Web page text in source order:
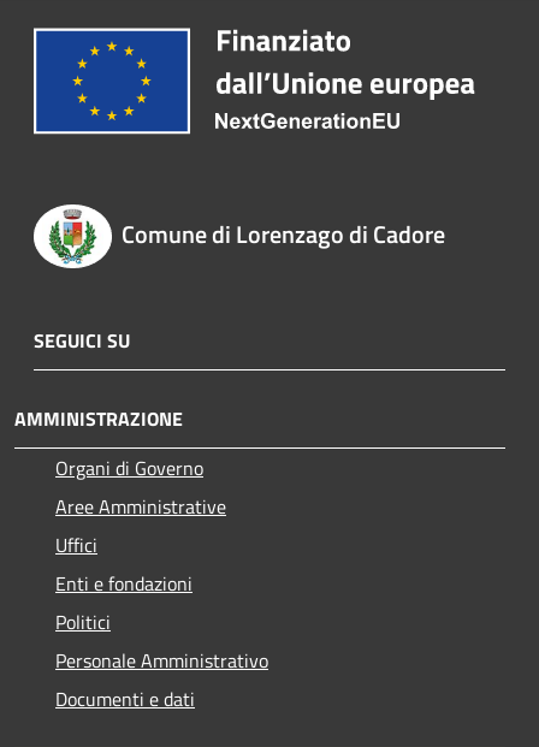
Comune di Lorenzago di Cadore
SEGUICI SU
AMMINISTRAZIONE
Organi di Governo
Aree Amministrative
Uffici
Enti e fondazioni
Politici
Personale Amministrativo
Documenti e dati